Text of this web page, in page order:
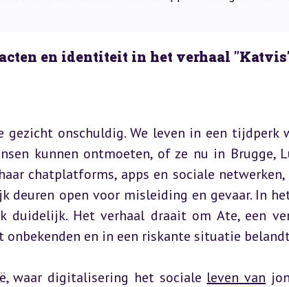
en identiteit in het verhaal
onschuldig. We leven in een tijdperk
kunnen ontmoeten, of ze nu in Brugge,
chatplatforms, apps en sociale
deuren open voor misleiding en gevaar. In
Het verhaal draait om Ate, een
en in een riskante situatie
waar digitalisering het sociale leven van